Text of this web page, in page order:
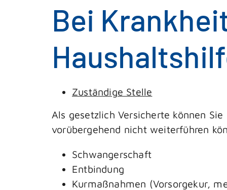
Bei
Zuständige Stelle
Als gesetzlich Versicherte können
vorübergehend nicht weiterführen
Schwangerschaft
Entbindung
Kurmaßnahmen (Vorsorgekur,